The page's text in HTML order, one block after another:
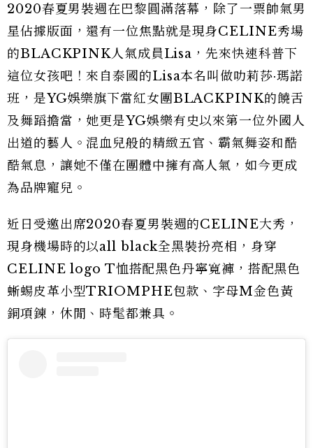
2020春夏男裝週在巴黎圓滿落幕，除了一票帥氣男
星佔據版面，還有一位焦點就是現身CELINE秀場
的BLACKPINK人氣成員Lisa，先來快速科普下
這位女孩吧！來自泰國的Lisa本名叫做叻莉莎·瑪諾
班，是YG娛樂旗下當紅女團BLACKPINK的饒舌
及舞蹈擔當，她更是YG娛樂有史以來第一位外國人
出道的藝人。混血兒般的精緻五官、霸氣舞姿和酷
酷氣息，讓她不僅在團體中擁有高人氣，如今更成
為品牌寵兒。
近日受邀出席2020春夏男裝週的CELINE大秀，
現身機場時的以all black全黑裝扮亮相，身穿
CELINE logo T恤搭配黑色丹寧寬褲，搭配黑色
蜥蜴皮革小型TRIOMPHE包款、字母M金色黃
銅項鍊，休閒、時髦都兼具。